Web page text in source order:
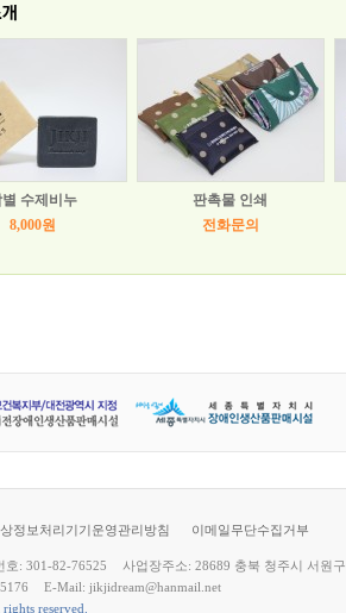
수제비누
8,000원
판촉물 인쇄
전화문의
정보처리기기운영관리방침 이메일무단수집거부
호: 301-82-76525
사업장주소: 28689 충북 청주시 서원
E-Mail: jikjidream@hanmail.net
reserved.